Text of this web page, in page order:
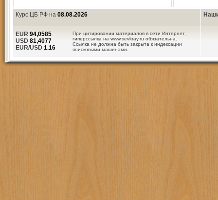
Курс ЦБ РФ на 08.08.2026
При цитировании материалов в сети Интернет,
гиперссылка на www.sevkray.ru обязательна.
Ссылка не должна быть закрыта к индексации
поисковыми машинами.
EUR 94,0585
USD 81,4077
EUR/USD 1.16